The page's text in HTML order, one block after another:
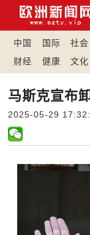
中国 国际 社会
财经
健康 文化
马斯克宣布
2025-05-29